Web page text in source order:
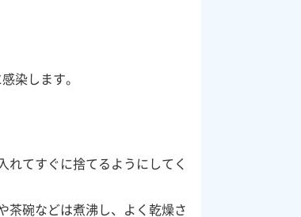
染します。
れてすぐに捨てるようにしてく
茶碗などは煮沸し、よく乾燥さ